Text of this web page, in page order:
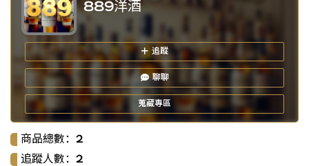
889洋酒
追蹤
聊聊
蒐藏專區
商品總數： 2
追蹤人數： 2
購買方式
全部
運送方式 重置
全部
售價